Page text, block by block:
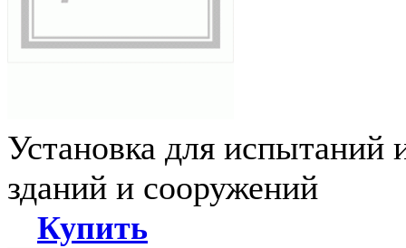
Установка для испытаний
зданий и сооружений
Купить